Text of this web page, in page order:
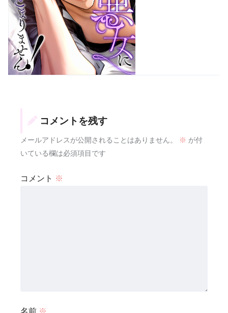
コメントを残す
メールアドレスが公開されることはありません。 ※ が付
いている欄は必須項目です
コメント ※
名前 ※